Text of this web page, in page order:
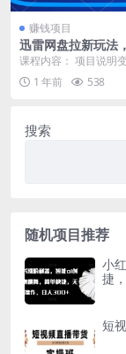
赚钱项目
迅雷网盘拉新玩法
最容易上手的项目
课程内容： 项目说明
存放思路 申请关键词
础玩法 抖音...
1 年前 538
搜索
随机项目推荐
小
捷
短